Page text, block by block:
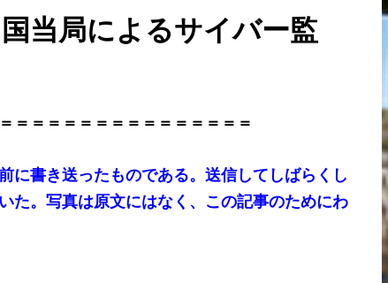
当局によるサイバー監
＝＝＝＝＝＝＝＝＝＝＝＝＝＝＝
に書き送ったものである。送信してしばらくし
た。写真は原文にはなく、この記事のためにわ